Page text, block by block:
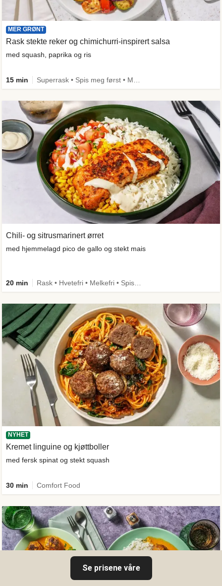
MER GRØNT
Rask stekte reker og chimichurri-inspirert salsa
med squash, paprika og ris
15 min
Chili- og sitrusmarinert ørret
med hjemmelagd pico de gallo og stekt mais
20 min
NYHET
Kremet linguine og kjøttboller
med fersk spinat og stekt squash
30 min Comfort Food
Se prisene våre